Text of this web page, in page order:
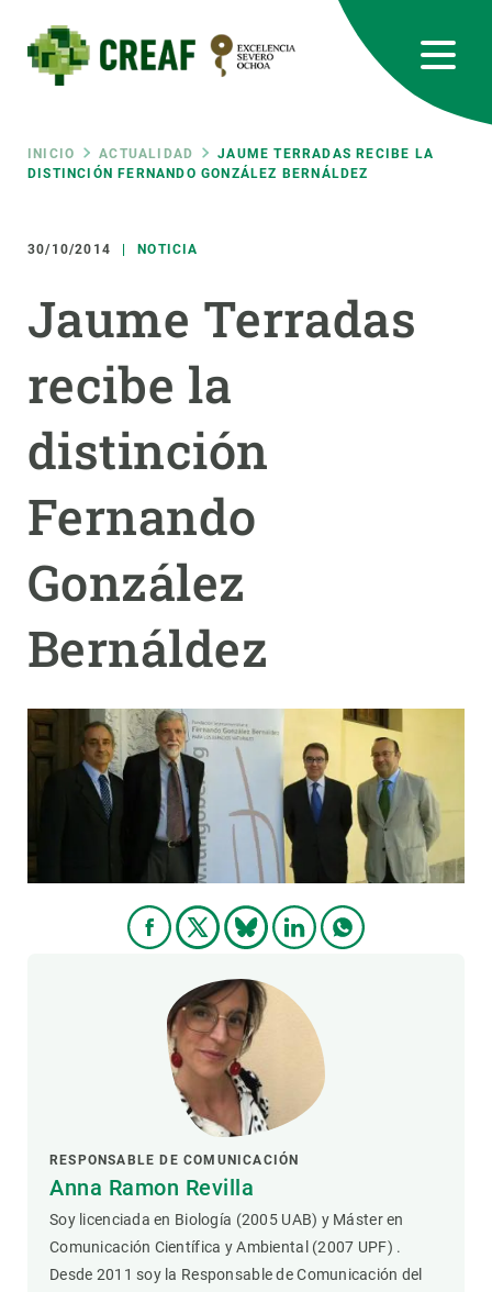
contenido
principal
Ruta
de
navegación
INICIO ACTUALIDAD
JAUME TERRADAS RECIBE LA
DISTINCIÓN FERNANDO GONZÁLEZ BERNÁLDEZ
30/10/2014 NOTICIA
Jaume Terradas
recibe la
distinción
Fernando
González
Bernáldez
RESPONSABLE DE COMUNICACIÓN
Anna Ramon Revilla
Soy licenciada en Biología (2005 UAB) y Máster en
Comunicación Científica y Ambiental (2007 UPF) .
Desde 2011 soy la Responsable de Comunicación del
RRSS
responsive
Responsive
menu
SOBRE NOSOTROS
INVESTIGACIÓN
CIENCIA EN ACCIÓN
NOTICIAS Y AGENDA